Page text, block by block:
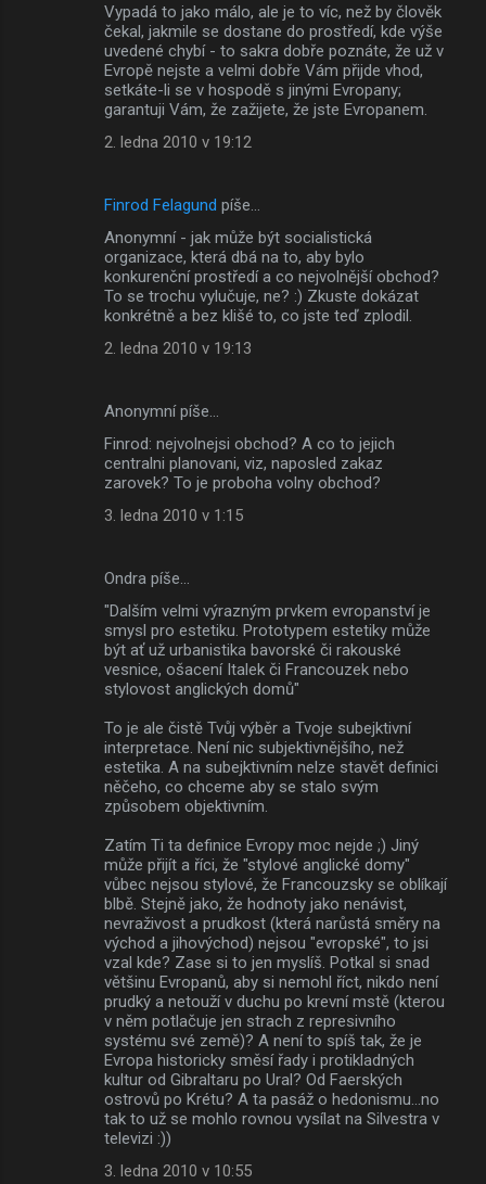
Vypadá to jako málo, ale je to víc, než by člověk
čekal, jakmile se dostane do prostředí, kde výše
uvedené chybí - to sakra dobře poznáte, že už v
Evropě nejste a velmi dobře Vám přijde vhod,
setkáte-li se v hospodě s jinými Evropany;
garantuji Vám, že zažijete, že jste Evropanem.
2. ledna 2010 v 19:12
Finrod Felagund píše…
Anonymní - jak může být socialistická
organizace, která dbá na to, aby bylo
konkurenční prostředí a co nejvolnější obchod?
To se trochu vylučuje, ne? :) Zkuste dokázat
konkrétně a bez klišé to, co jste teď zplodil.
2. ledna 2010 v 19:13
Anonymní píše…
Finrod: nejvolnejsi obchod? A co to jejich
centralni planovani, viz, naposled zakaz
zarovek? To je proboha volny obchod?
3. ledna 2010 v 1:15
Ondra píše…
"Dalším velmi výrazným prvkem evropanství je
smysl pro estetiku. Prototypem estetiky může
být ať už urbanistika bavorské či rakouské
vesnice, ošacení Italek či Francouzek nebo
stylovost anglických domů"
To je ale čistě Tvůj výběr a Tvoje subejktivní
interpretace. Není nic subjektivnějšího, než
estetika. A na subejktivním nelze stavět definici
něčeho, co chceme aby se stalo svým
způsobem objektivním.
Zatím Ti ta definice Evropy moc nejde ;) Jiný
může přijít a říci, že "stylové anglické domy"
vůbec nejsou stylové, že Francouzsky se oblíkají
blbě. Stejně jako, že hodnoty jako nenávist,
nevraživost a prudkost (která narůstá směry na
východ a jihovýchod) nejsou "evropské", to jsi
vzal kde? Zase si to jen myslíš. Potkal si snad
většinu Evropanů, aby si nemohl říct, nikdo není
prudký a netouží v duchu po krevní mstě (kterou
v něm potlačuje jen strach z represivního
systému své země)? A není to spíš tak, že je
Evropa historicky směsí řady i protikladných
kultur od Gibraltaru po Ural? Od Faerských
ostrovů po Krétu? A ta pasáž o hedonismu...no
tak to už se mohlo rovnou vysílat na Silvestra v
televizi :))
3. ledna 2010 v 10:55